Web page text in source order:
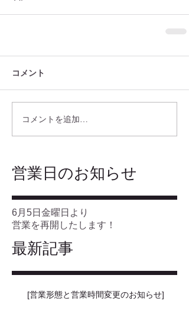
コメント
コメントを追加…
​営業日のお知らせ
6月5日金曜日より
営業を再開したします！
最新記事
[営業形態と営業時間変更のお知らせ]